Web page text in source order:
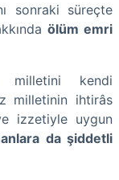
sonraki süreçte
ölüm emri
milletini kendi
milletinin ihtirâs
izzetiyle uygun
da şiddetli